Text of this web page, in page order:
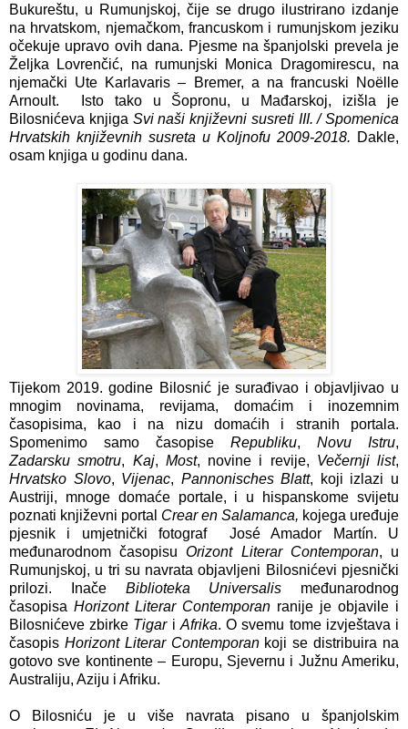
Bukureštu, u Rumunjskoj, čije se drugo ilustrirano izdanje
na hrvatskom, njemačkom, francuskom i rumunjskom jeziku
očekuje upravo ovih dana. Pjesme na španjolski prevela je
Željka Lovrenčić, na rumunjski Monica Dragomirescu, na
njemački Ute Karlavaris – Bremer, a na francuski Noëlle
Arnoult. Isto tako u Šopronu, u Mađarskoj, izišla je
Bilosnićeva knjiga Svi naši književni susreti III. / Spomenica
Hrvatskih književnih susreta u Koljnofu 2009-2018. Dakle,
osam knjiga u godinu dana.
Tijekom 2019. godine Bilosnić je surađivao i objavljivao u
mnogim novinama, revijama, domaćim i inozemnim
časopisima, kao i na nizu domaćih i stranih portala.
Spomenimo samo časopise Republiku, Novu Istru,
Zadarsku smotru, Kaj, Most, novine i revije, Večernji list,
Hrvatsko Slovo, Vijenac, Pannonisches Blatt, koji izlazi u
Austriji, mnoge domaće portale, i u hispanskome svijetu
poznati književni portal Crear en Salamanca, kojega uređuje
pjesnik i umjetnički fotograf José Amador Martín. U
međunarodnom časopisuOrizont Literar Contemporan, u
Rumunjskoj, u tri su navrata objavljeni Bilosnićevi pjesnički
prilozi. Inače Biblioteka Universalis međunarodnog
časopisa Horizont Literar Contemporan ranije je objavile i
Bilosnićeve zbirke Tigari Afrika. O svemu tome izvještava i
časopis Horizont Literar Contemporankoji se distribuira na
gotovo sve kontinente – Europu, Sjevernu i Južnu Ameriku,
Australiju, Aziju i Afriku.
O Bilosniću je u više navrata pisano u španjolskim